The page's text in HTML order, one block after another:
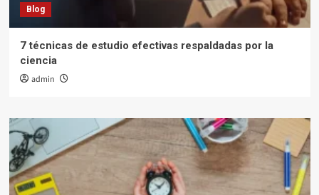
Blog
7 técnicas de estudio efectivas respaldadas por la
ciencia
admin